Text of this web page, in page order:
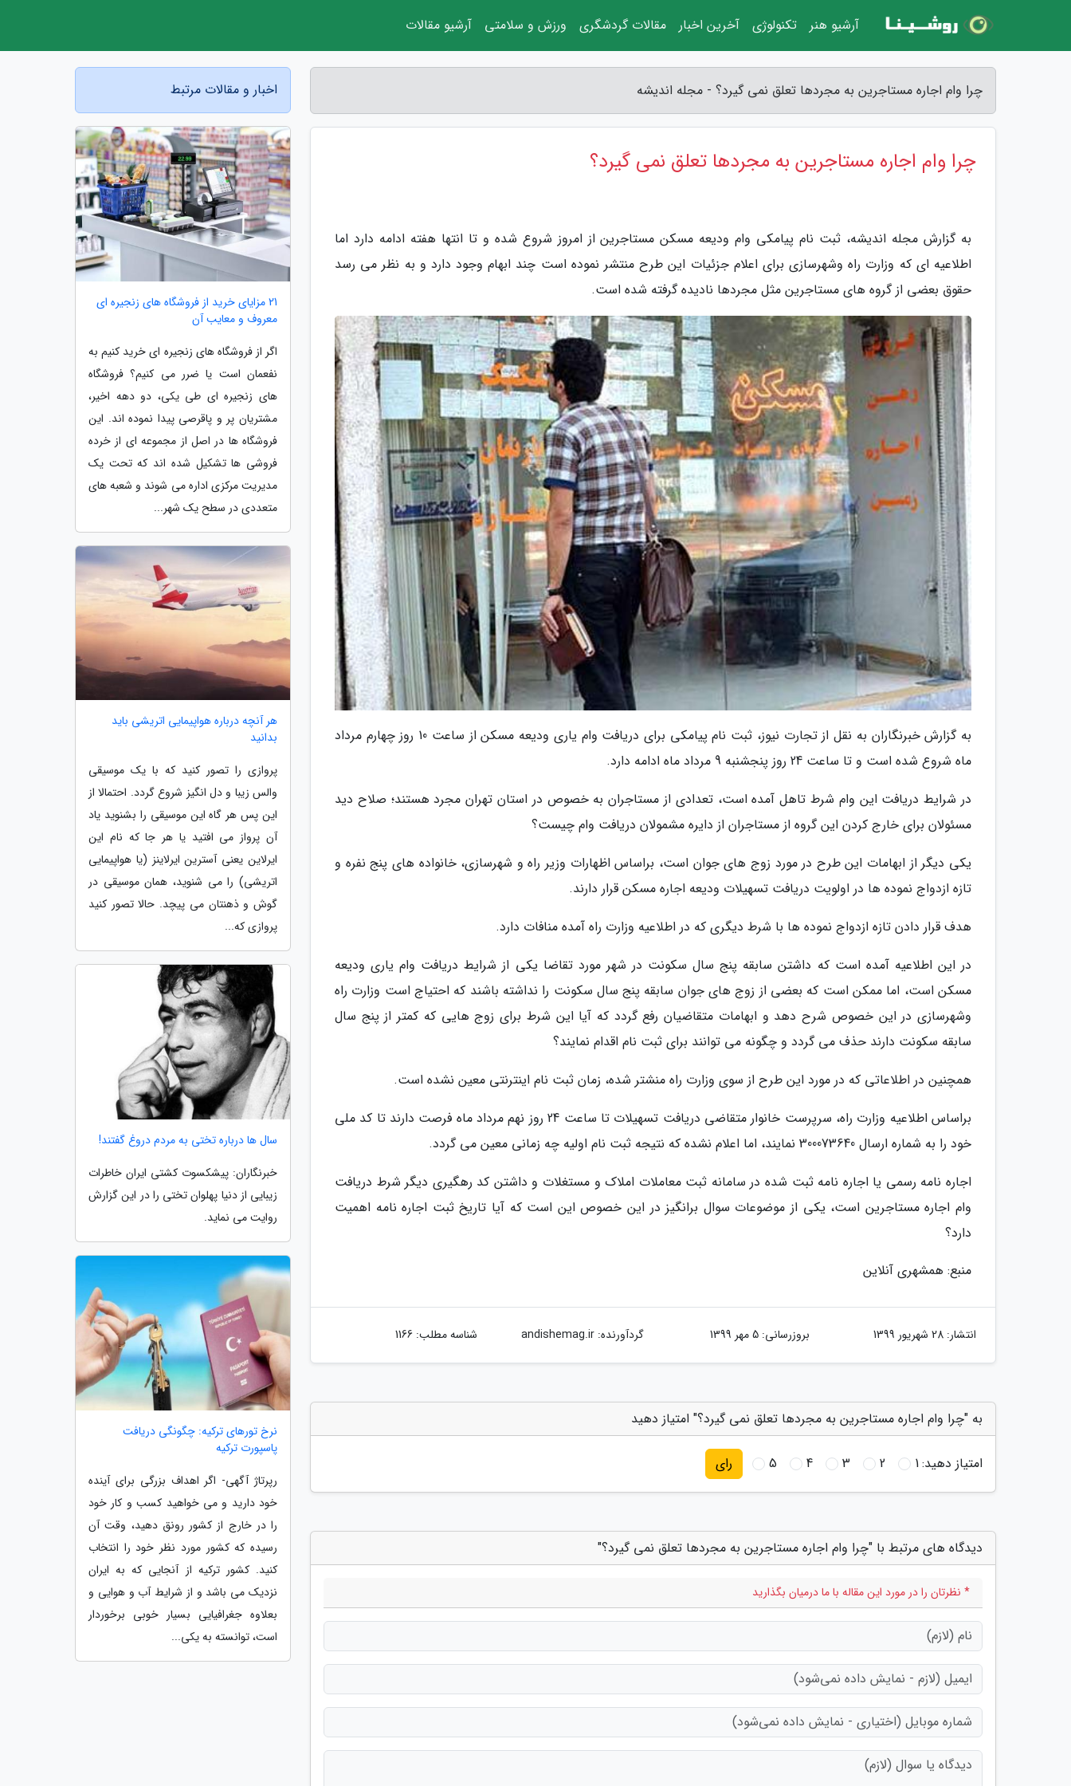
چرا وام اجاره مستاجرین به مجردها تعلق نمی گیرد؟ - مجله اندیشه
چرا وام اجاره مستاجرین به مجردها تعلق نمی گیرد؟
به گزارش مجله اندیشه، ثبت نام پیامکی وام ودیعه مسکن مستاجرین از امروز شروع شده و تا انتها هفته ادامه دارد اما
اطلاعیه ای که وزارت راه وشهرسازی برای اعلام جزئیات این طرح منتشر نموده است چند ابهام وجود دارد و به نظر می رسد
حقوق بعضی از گروه های مستاجرین مثل مجردها نادیده گرفته شده است.
به گزارش خبرنگاران به نقل از تجارت نیوز، ثبت نام پیامکی برای دریافت وام یاری ودیعه مسکن از ساعت 10 روز چهارم مرداد
ماه شروع شده است و تا ساعت 24 روز پنجشنبه 9 مرداد ماه ادامه دارد.
در شرایط دریافت این وام شرط تاهل آمده است، تعدادی از مستاجران به خصوص در استان تهران مجرد هستند؛ صلاح دید
مسئولان برای خارج کردن این گروه از مستاجران از دایره مشمولان دریافت وام چیست؟
یکی دیگر از ابهامات این طرح در مورد زوج های جوان است، براساس اظهارات وزیر راه و شهرسازی، خانواده های پنج نفره و
تازه ازدواج نموده ها در اولویت دریافت تسهیلات ودیعه اجاره مسکن قرار دارند.
هدف قرار دادن تازه ازدواج نموده ها با شرط دیگری که در اطلاعیه وزارت راه آمده منافات دارد.
در این اطلاعیه آمده است که داشتن سابقه پنج سال سکونت در شهر مورد تقاضا یکی از شرایط دریافت وام یاری ودیعه
مسکن است، اما ممکن است که بعضی از زوج های جوان سابقه پنج سال سکونت را نداشته باشند که احتیاج است وزارت راه
وشهرسازی در این خصوص شرح دهد و ابهامات متقاضیان رفع گردد که آیا این شرط برای زوج هایی که کمتر از پنج سال
سابقه سکونت دارند حذف می گردد و چگونه می توانند برای ثبت نام اقدام نمایند؟
همچنین در اطلاعاتی که در مورد این طرح از سوی وزارت راه منشتر شده، زمان ثبت نام اینترنتی معین نشده است.
براساس اطلاعیه وزارت راه، سرپرست خانوار متقاضی دریافت تسهیلات تا ساعت 24 روز نهم مرداد ماه فرصت دارند تا کد ملی
خود را به شماره ارسال 300073640 نمایند، اما اعلام نشده که نتیجه ثبت نام اولیه چه زمانی معین می گردد.
اجاره نامه رسمی یا اجاره نامه ثبت شده در سامانه ثبت معاملات املاک و مستغلات و داشتن کد رهگیری دیگر شرط دریافت
وام اجاره مستاجرین است، یکی از موضوعات سوال برانگیز در این خصوص این است که آیا تاریخ ثبت اجاره نامه اهمیت
دارد؟
منبع: همشهری آنلاین
انتشار: 28 شهریور 1399 بروزرسانی: 5 مهر 1399 گردآورنده:andishemag.ir شناسه مطلب: 1166
به "چرا وام اجاره مستاجرین به مجردها تعلق نمی گیرد؟" امتیاز دهید
امتیاز دهید:1
2
3
4
5 رای
دیدگاه های مرتبط با "چرا وام اجاره مستاجرین به مجردها تعلق نمی گیرد؟"
* نظرتان را در مورد این مقاله با ما درمیان بگذارید
اخبار و مقالات مرتبط
21 مزایای خرید از فروشگاه های زنجیره ای
معروف و معایب آن
اگر از فروشگاه های زنجیره ای خرید کنیم به
نفعمان است یا ضرر می کنیم؟ فروشگاه
های زنجیره ای طی یکی، دو دهه اخیر،
مشتریان پر و پاقرصی پیدا نموده اند. این
فروشگاه ها در اصل از مجموعه ای از خرده
فروشی ها تشکیل شده اند که تحت یک
مدیریت مرکزی اداره می شوند و شعبه های
متعددی در سطح یک شهر...
هر آنچه درباره هواپیمایی اتریشی باید
بدانید
پروازی را تصور کنید که با یک موسیقی
والس زیبا و دل انگیز شروع گردد. احتمالا از
این پس هر گاه این موسیقی را بشنوید یاد
آن پرواز می افتید یا هر جا که نام این
ایرلاین یعنی آسترین ایرلاینز (یا هواپیمایی
اتریشی) را می شنوید، همان موسیقی در
گوش و ذهنتان می پیچد. حالا تصور کنید
پروازی که...
سال ها درباره تختی به مردم دروغ گفتند!
خبرنگاران: پیشکسوت کشتی ایران خاطرات
زیبایی از دنیا پهلوان تختی را در این گزارش
روایت می نماید.
نرخ تورهای ترکیه: چگونگی دریافت
پاسپورت ترکیه
رپرتاژ آگهی- اگر اهداف بزرگی برای آینده
خود دارید و می خواهید کسب و کار خود
را در خارج از کشور رونق دهید، وقت آن
رسیده که کشور مورد نظر خود را انتخاب
کنید. کشور ترکیه از آنجایی که به ایران
نزدیک می باشد و از شرایط آب و هوایی و
بعلاوه جغرافیایی بسیار خوبی برخوردار
است، توانسته به یکی...
آرشیو هنر تکنولوژی آخرین اخبار مقالات گردشگری ورزش و سلامتی آرشیو مقالات